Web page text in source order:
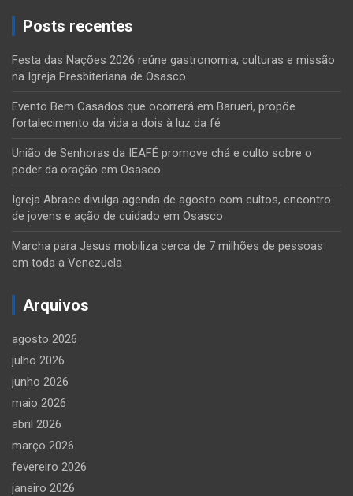
Posts recentes
Festa das Nações 2026 reúne gastronomia, culturas e missão
na Igreja Presbiteriana de Osasco
Evento Bem Casados que ocorrerá em Barueri, propõe
fortalecimento da vida a dois à luz da fé
União de Senhoras da IEAFÉ promove chá e culto sobre o
poder da oração em Osasco
Igreja Abrace divulga agenda de agosto com cultos, encontro
de jovens e ação de cuidado em Osasco
Marcha para Jesus mobiliza cerca de 7 milhões de pessoas
em toda a Venezuela
Arquivos
agosto 2026
julho 2026
junho 2026
maio 2026
abril 2026
março 2026
fevereiro 2026
janeiro 2026